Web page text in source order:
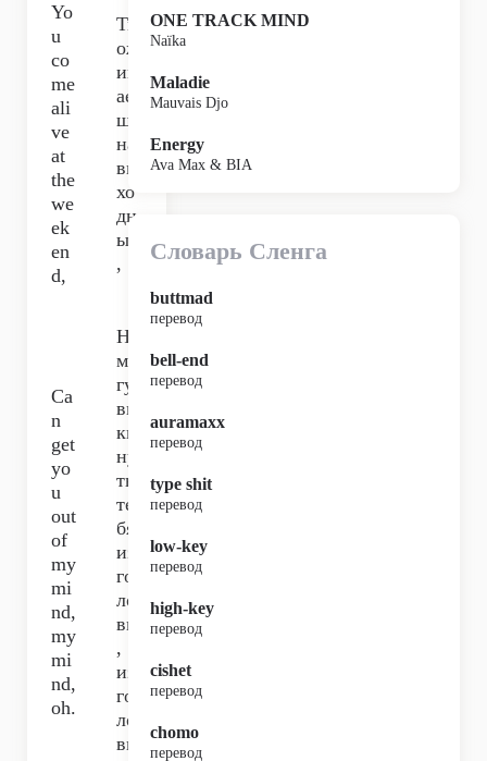
Yo
u
co
me
ali
ve
at
the
we
ek
en
d,
Ты
ож
ив
ае
шь
на
вы
хо
дн
ых
,
Ca
n
get
yo
u
out
of
my
mi
nd,
my
mi
nd,
oh.
Не
мо
гу
вы
ки
ну
ть
те
бя
из
го
ло
вы
,
из
го
ло
вы
ONE TRACK MIND
Naïka
Maladie
Mauvais Djo
Energy
Ava Max & BIA
Словарь Сленга
buttmad
перевод
bell-end
перевод
auramaxx
перевод
type shit
перевод
low-key
перевод
high-key
перевод
cishet
перевод
chomo
перевод